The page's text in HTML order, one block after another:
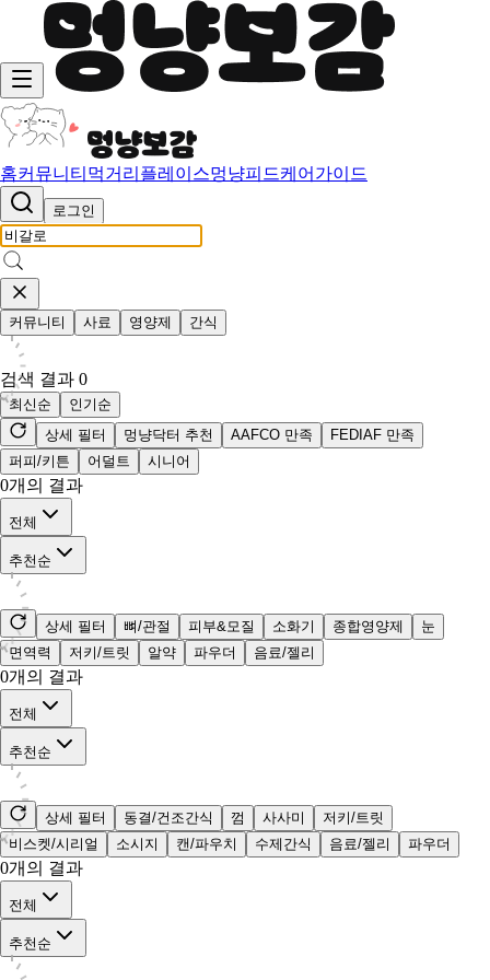
홈커뮤니티 먹거리 플레이스멍냥피드케어가이드
로그인
커뮤니티 사료 영양제 간식
검색 결과 0
최신순
인기순
상세 필터
멍냥닥터 추천 AAFCO 만족
FEDIAF 만족
퍼피/키튼
어덜트 시니어
0개의 결과
전체
추천순
상세 필터 뼈/관절 피부&모질 소화기 종합영양제
눈
면역력
저키/트릿 알약 파우더 음료/젤리
0개의 결과
전체
추천순
상세 필터 동결/건조간식 껌 사사미
저키/트릿
비스켓/시리얼
소시지 캔/파우치 수제간식 음료/젤리 파우더
0개의 결과
전체
추천순